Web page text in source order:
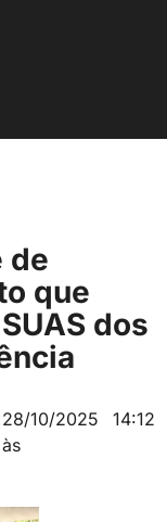
de
que
dos
28/10/2025
às
14:12